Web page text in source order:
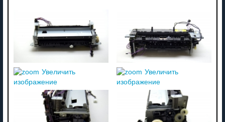
Увеличить
изображение
Увеличить
изображение